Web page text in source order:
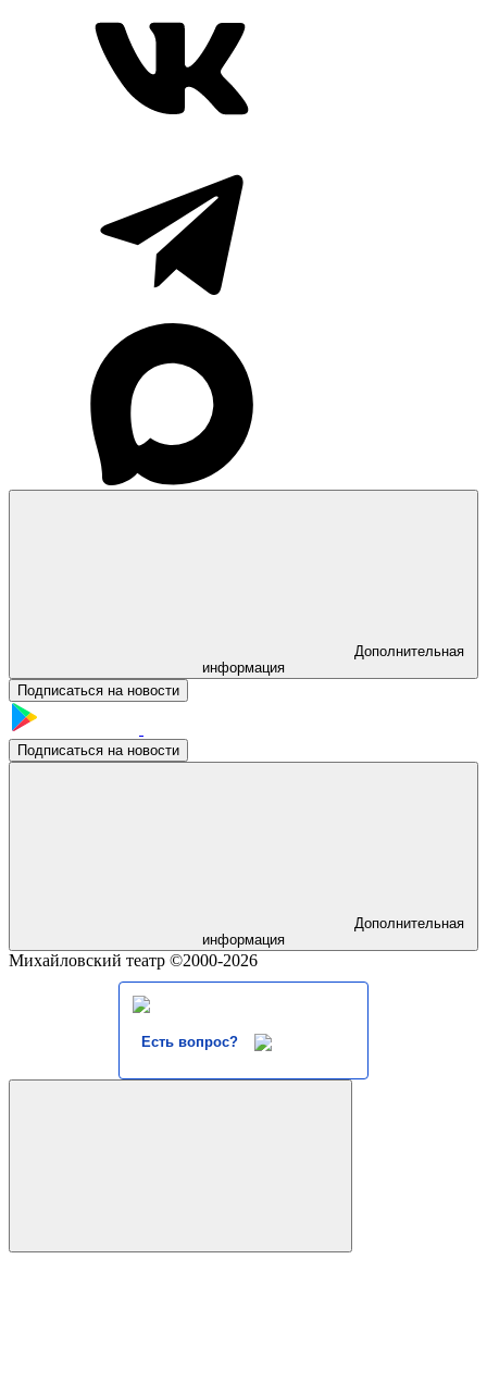
Дополнительная
информация
Подписаться на новости
Подписаться на новости
Дополнительная
информация
Михайловский театр ©2000-2026
Есть вопрос?